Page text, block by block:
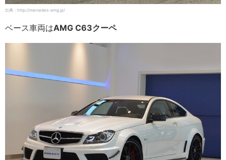
出典：http://mercedes-amg.jp/
ベース車両はAMG C63クーペ